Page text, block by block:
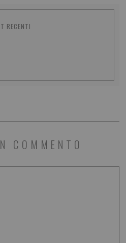
RECENTI
COMMENTO